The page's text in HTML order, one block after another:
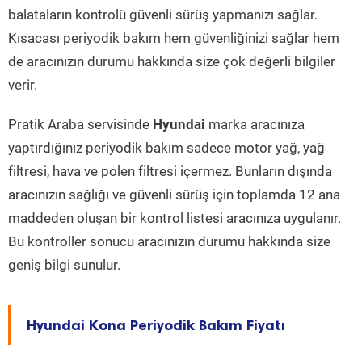
balataların kontrolü güvenli sürüş yapmanızı sağlar.
Kısacası periyodik bakım hem güvenliğinizi sağlar hem
de aracınızın durumu hakkında size çok değerli bilgiler
verir.
Pratik Araba servisinde Hyundai marka aracınıza
yaptırdığınız periyodik bakım sadece motor yağ, yağ
filtresi, hava ve polen filtresi içermez. Bunların dışında
aracınızın sağlığı ve güvenli sürüş için toplamda 12 ana
maddeden oluşan bir kontrol listesi aracınıza uygulanır.
Bu kontroller sonucu aracınızın durumu hakkında size
geniş bilgi sunulur.
Hyundai Kona Periyodik Bakım Fiyatı